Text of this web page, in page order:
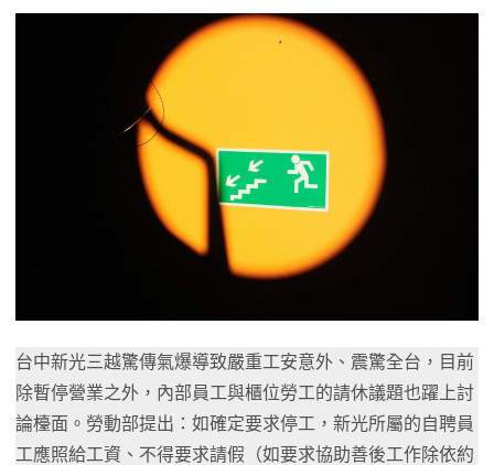
台中新光三越驚傳氣爆導致嚴重工安意外、震驚全台，目前
除暫停營業之外，內部員工與櫃位勞工的請休議題也躍上討
論檯面。勞動部提出：如確定要求停工，新光所屬的自聘員
工應照給工資、不得要求請假（如要求協助善後工作除依約